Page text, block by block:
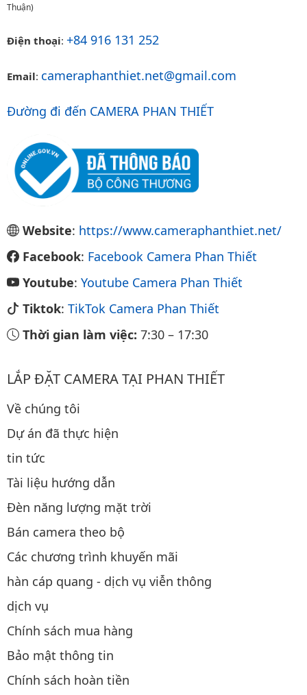
Thuận)
Điện thoại: +84 916 131 252
Email: cameraphanthiet.net@gmail.com
Đường đi đến CAMERA PHAN THIẾT
Website: https://www.cameraphanthiet.net/
Facebook: Facebook Camera Phan Thiết
Youtube: Youtube Camera Phan Thiết
Tiktok: TikTok Camera Phan Thiết
Thời gian làm việc: 7:30 – 17:30
LẮP ĐẶT CAMERA TẠI PHAN THIẾT
Về chúng tôi
Dự án đã thực hiện
tin tức
Tài liệu hướng dẫn
Đèn năng lượng mặt trời
Bán camera theo bộ
Các chương trình khuyến mãi
hàn cáp quang - dịch vụ viễn thông
dịch vụ
Chính sách mua hàng
Bảo mật thông tin
Chính sách hoàn tiền